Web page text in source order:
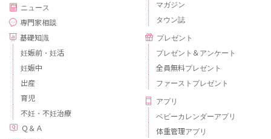
ニュース
専門家相談
基礎知識
妊娠前・妊活
妊娠中
出産
育児
不妊・不妊治療
Ｑ＆Ａ
マガジン
タウン誌
プレゼント
プレゼント＆アンケート
全員無料プレゼント
ファーストプレゼント
アプリ
ベビーカレンダーアプリ
体重管理アプリ